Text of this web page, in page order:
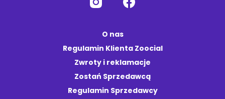
O nas
Regulamin Klienta Zoocial
Zwroty i reklamacje
Zostań Sprzedawcą
Regulamin Sprzedawcy